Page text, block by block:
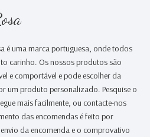
é uma marca portuguesa, onde todos
carinho. Os nossos produtos são
e comportável e pode escolher da
um produto personalizado. Pesquise o
mais facilmente, ou contacte-nos
das encomendas é feito por
da encomenda e o comprovativo